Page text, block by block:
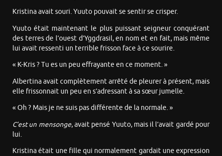
Kristina avait souri. Yuuto pouvait se sentir se crisper.
Yuuto était maintenant le plus puissant seigneur conquérant
des terres de l’ouest d’Yggdrasil, en nom et en fait, mais même
lui avait ressenti un terrible frisson face à ce sourire.
« K-Kris ? Tu es un peu effrayante en ce moment. »
Albertina avait complètement arrêté de pleurer à présent, mais
elle frissonnait un peu en s’adressant à sa sœur jumelle.
« Oh ? Mais je ne suis pas différente de la normale. »
C’est un mensonge, avait pensé Yuuto, mais il l’avait gardé pour
lui.
Kristina était une fille qui normalement gardait une expression